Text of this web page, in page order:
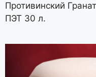
Противинский
ПЭТ 30 л.